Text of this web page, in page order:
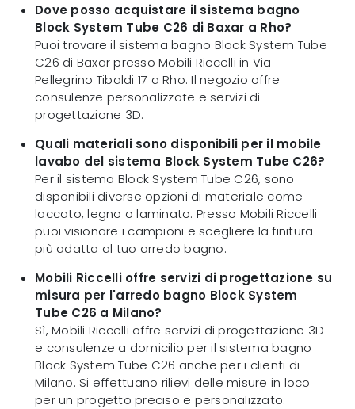
Dove posso acquistare il sistema bagno
Block System Tube C26 di Baxar a Rho?
Puoi trovare il sistema bagno Block System Tube
C26 di Baxar presso Mobili Riccelli in Via
Pellegrino Tibaldi 17 a Rho. Il negozio offre
consulenze personalizzate e servizi di
progettazione 3D.
Quali materiali sono disponibili per il mobile
lavabo del sistema Block System Tube C26?
Per il sistema Block System Tube C26, sono
disponibili diverse opzioni di materiale come
laccato, legno o laminato. Presso Mobili Riccelli
puoi visionare i campioni e scegliere la finitura
più adatta al tuo arredo bagno.
Mobili Riccelli offre servizi di progettazione su
misura per l'arredo bagno Block System
Tube C26 a Milano?
Sì, Mobili Riccelli offre servizi di progettazione 3D
e consulenze a domicilio per il sistema bagno
Block System Tube C26 anche per i clienti di
Milano. Si effettuano rilievi delle misure in loco
per un progetto preciso e personalizzato.